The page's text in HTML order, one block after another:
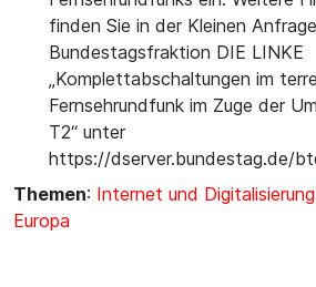
finden Sie in der Kleinen
Bundestagsfraktion DIE LINKE
„Komplettabschaltungen im
Fernsehrundfunk im Zuge der
T2“ unter
https://dserver.bundestag.de/
Themen: Internet und Digitalisierung
Europa